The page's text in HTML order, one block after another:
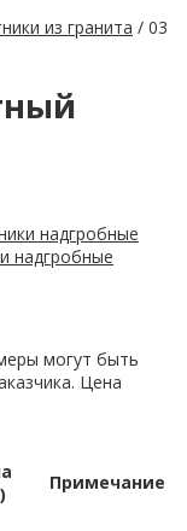
из гранита / 03
надгробные
надгробные
могут быть
Цена
Примечание